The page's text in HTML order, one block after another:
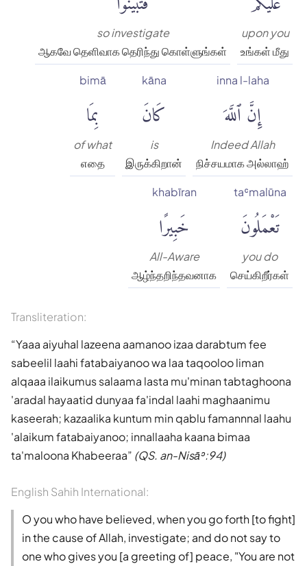
upon you
உங்கள் மீது
so investigate
ஆகவே தெளிவாக தெரிந்து கொள்ளுங்கள்
inna l-laha
إِنَّ ٱللَّهَ
Indeed Allah
நிச்சயமாக அல்லாஹ்
kāna
كَانَ
is
இருக்கிறான்
bimā
بِمَا
of what
எதை
taʿmalūna
تَعْمَلُونَ
you do
செய்கிறீர்கள்
khabīran
خَبِيرًا
All-Aware
ஆழ்ந்தறிந்தவனாக
Transliteration:
Yaaa aiyuhal lazeena aamanoo izaa darabtum fee
sabeelil laahi fatabaiyanoo wa laa taqooloo liman
alqaaa ilaikumus salaama lasta mu'minan tabtaghoona
'aradal hayaatid dunyaa fa'indal laahi maghaanimu
kaseerah; kazaalika kuntum min qablu famannnal laahu
'alaikum fatabaiyanoo; innallaaha kaana bimaa
ta'maloona Khabeeraa (QS. an-Nisāʾ:94)
English Sahih International:
O you who have believed, when you go forth [to fight]
in the cause of Allah, investigate; and do not say to
one who gives you [a greeting of] peace, "You are not